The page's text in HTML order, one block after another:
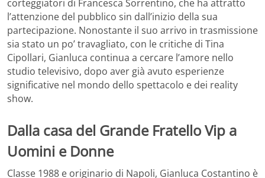
corteggiatori di Francesca Sorrentino, che ha attratto
l’attenzione del pubblico sin dall’inizio della sua
partecipazione. Nonostante il suo arrivo in trasmissione
sia stato un po’ travagliato, con le critiche di Tina
Cipollari, Gianluca continua a cercare l’amore nello
studio televisivo, dopo aver già avuto esperienze
significative nel mondo dello spettacolo e dei reality
show.
Dalla casa del Grande Fratello Vip a
Uomini e Donne
Classe 1988 e originario di Napoli, Gianluca Costantino è